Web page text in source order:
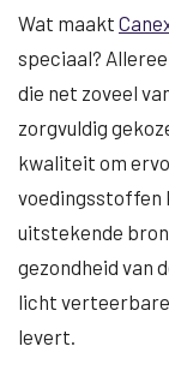
Wat maakt
speciaal?
die net zoveel
zorgvuldig
kwaliteit om
voedingsstoffen
uitstekende
gezondheid van
licht
levert.